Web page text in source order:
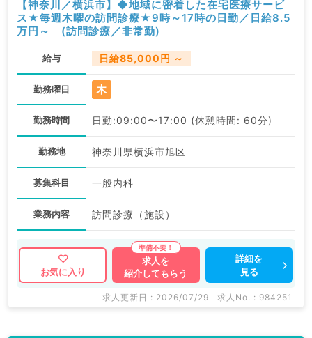
【神奈川／横浜市】◆地域に密着した在宅医療サービ
ス★毎週木曜の訪問診療★9時～17時の日勤／日給8.5
万円～ (訪問診療／非常勤)
給与 日給85,000円 ～
勤務曜日 木
勤務時間 日勤:09:00〜17:00 (休憩時間: 60分)
勤務地 神奈川県横浜市旭区
募集科目 一般内科
業務内容 訪問診療（施設）
お気に入り
求人を
紹介してもらう
詳細を
見る
求人更新日 : 2026/07/29 求人No. : 984251